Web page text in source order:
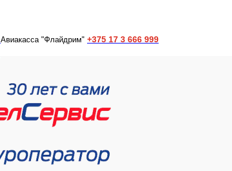
Авиакасса "Флайдрим" +375 17 3 666 999